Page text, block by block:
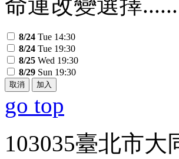
8/24 Tue 14:30
8/24 Tue 19:30
8/25 Wed 19:30
8/29 Sun 19:30
取消 加入
go top
103035臺北市